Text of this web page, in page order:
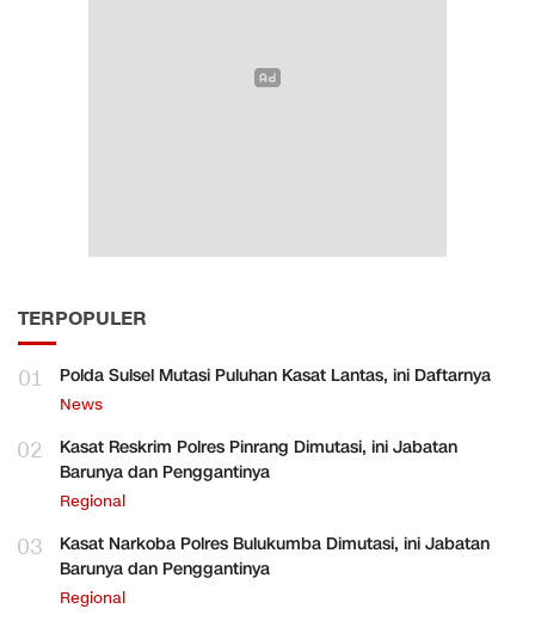
TERPOPULER
01 Polda Sulsel Mutasi Puluhan Kasat Lantas, ini Daftarnya
News
02
Kasat Reskrim Polres Pinrang Dimutasi, ini Jabatan
Barunya dan Penggantinya
Regional
03
Kasat Narkoba Polres Bulukumba Dimutasi, ini Jabatan
Barunya dan Penggantinya
Regional